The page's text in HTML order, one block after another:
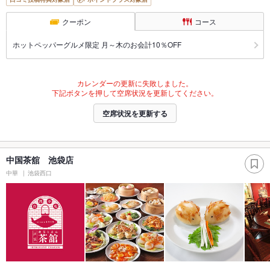
クーポン コース
ホットペッパーグルメ限定 月～木のお会計10％OFF
カレンダーの更新に失敗しました。
下記ボタンを押して空席状況を更新してください。
空席状況を更新する
中国茶舘 池袋店
中華 池袋西口